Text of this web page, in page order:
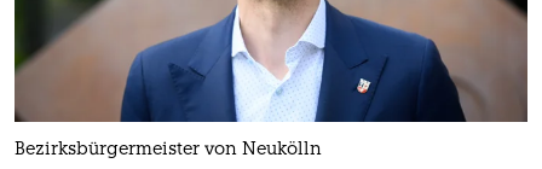
Bezirksbürgermeister von Neukölln